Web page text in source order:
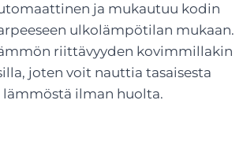
ja mukautuu kodin
ulkolämpötilan mukaan.
riittävyyden kovimmillakin
joten voit nauttia tasaisesta
lämmöstä ilman huolta.